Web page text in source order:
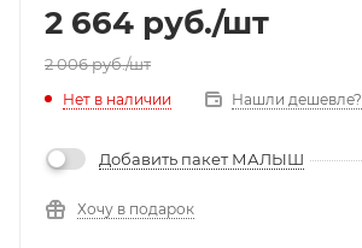
2 664 руб./шт
2 006руб./шт
Нет в наличии Нашли дешевле?
Добавить пакет МАЛЫШ
Хочу в подарок